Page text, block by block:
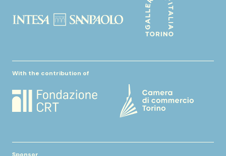
With the contribution of
Sponsor